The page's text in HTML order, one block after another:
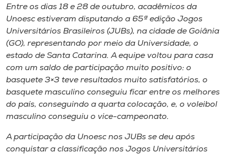
Store
Selecione
A+
A-
Entre os dias 18 e 28 de outubro, acadêmicos da
Unoesc estiveram disputando a 65ª edição Jogos
Universitários Brasileiros (JUBs), na cidade de Goiânia
(GO), representando por meio da Universidade, o
estado de Santa Catarina. A equipe voltou para casa
com um saldo de participação muito positivo: o
basquete 3×3 teve resultados muito satisfatórios, o
basquete masculino conseguiu ficar entre os melhores
do país, conseguindo a quarta colocação, e, o voleibol
masculino conseguiu o vice-campeonato.
A participação da Unoesc nos JUBs se deu após
conquistar a classificação nos Jogos Universitários